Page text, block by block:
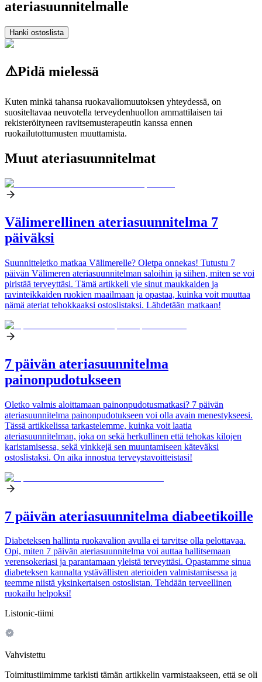
ateriasuunnitelmalle
Hanki ostoslista
⚠️Pidä mielessä
Kuten minkä tahansa ruokavaliomuutoksen yhteydessä, on
suositeltavaa neuvotella terveydenhuollon ammattilaisen tai
rekisteröityneen ravitsemusterapeutin kanssa ennen
ruokailutottumusten muuttamista.
Muut ateriasuunnitelmat
Välimerellinen ateriasuunnitelma 7
päiväksi
Suunnitteletko matkaa Välimerelle? Oletpa onnekas! Tutustu 7
päivän Välimeren ateriasuunnitelman saloihin ja siihen, miten se voi
piristää terveyttäsi. Tämä artikkeli vie sinut maukkaiden ja
ravinteikkaiden ruokien maailmaan ja opastaa, kuinka voit muuttaa
nämä ateriat tehokkaaksi ostoslistaksi. Lähdetään matkaan!
7 päivän ateriasuunnitelma
painonpudotukseen
Oletko valmis aloittamaan painonpudotusmatkasi? 7 päivän
ateriasuunnitelma painonpudotukseen voi olla avain menestykseesi.
Tässä artikkelissa tarkastelemme, kuinka voit laatia
ateriasuunnitelman, joka on sekä herkullinen että tehokas kilojen
karistamisessa, sekä vinkkejä sen muuntamiseen käteväksi
ostoslistaksi. On aika innostua terveystavoitteistasi!
7 päivän ateriasuunnitelma diabeetikoille
Diabeteksen hallinta ruokavalion avulla ei tarvitse olla pelottavaa.
Opi, miten 7 päivän ateriasuunnitelma voi auttaa hallitsemaan
verensokeriasi ja parantamaan yleistä terveyttäsi. Opastamme sinua
diabeteksen kannalta ystävällisten aterioiden valmistamisessa ja
teemme niistä yksinkertaisen ostoslistan. Tehdään terveellinen
ruokailu helpoksi!
Listonic-tiimi
Vahvistettu
Toimitustiimimme tarkisti tämän artikkelin varmistaakseen, että se oli